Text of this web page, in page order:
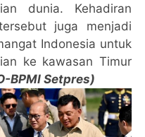
dunia. Kehadiran
juga menjadi
Indonesia untuk
ke kawasan Timur
BPMI Setpres)